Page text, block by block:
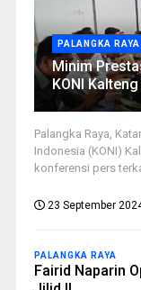
PALANGKA RAYA
Minim
KONI
Palangka Raya,
Indonesia (KONI)
konferensi pers
23 September
PALANGKA RAYA
Fairid Naparin